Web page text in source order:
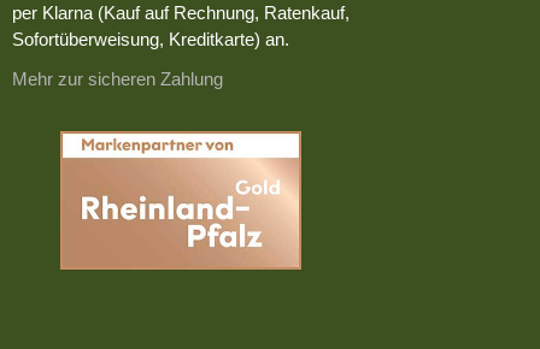
per Klarna (Kauf auf Rechnung, Ratenkauf,
Sofortüberweisung, Kreditkarte) an.
Mehr zur sicheren Zahlung